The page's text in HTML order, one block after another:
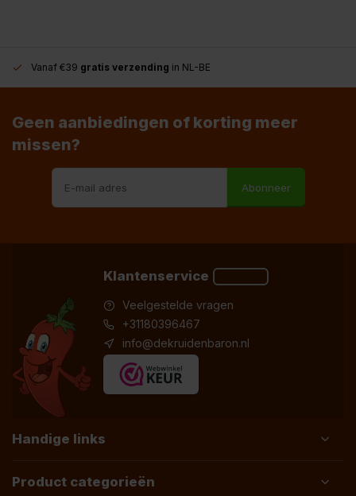
Vanaf €39 gratis verzending in NL-BE
Geen aanbiedingen of korting meer
missen?
Abonneer
Klantenservice
Veelgestelde vragen
+31180396467
info@dekruidenbaron.nl
Handige links
Product categorieën